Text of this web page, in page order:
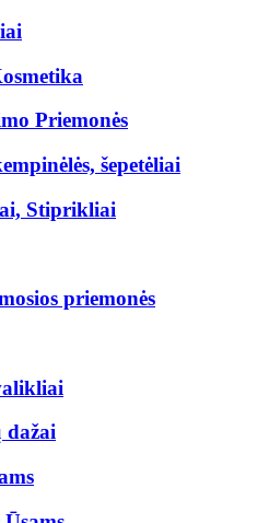
Priemonės
šepetėliai
Stiprikliai
priemonės
dažai